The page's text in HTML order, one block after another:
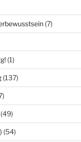
(7)
(1)
(137)
(49)
(54)